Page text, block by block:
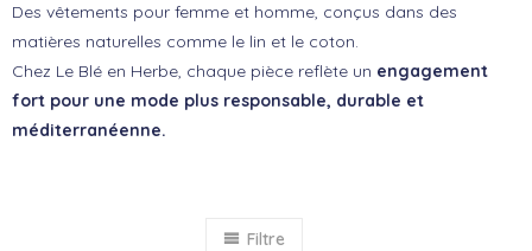
Des vêtements pour femme et homme, conçus dans des
matières naturelles comme le lin et le coton.
Chez Le Blé en Herbe, chaque pièce reflète un engagement
fort pour une mode plus responsable, durable et
méditerranéenne.
Filtre